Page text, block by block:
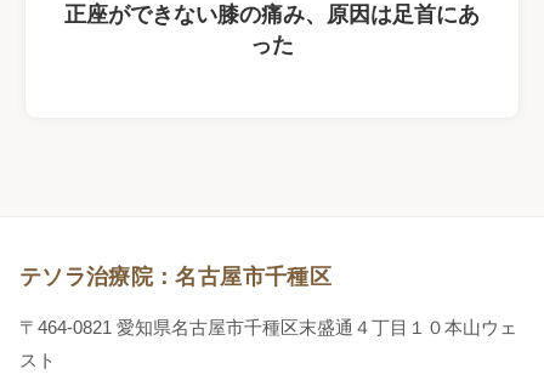
正座ができない膝の痛み、原因は足首にあ
った
テソラ治療院：名古屋市千種区
〒464-0821 愛知県名古屋市千種区末盛通４丁目１０本山ウェ
スト